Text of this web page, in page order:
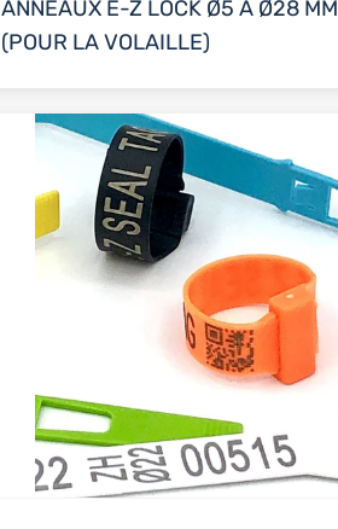
ANNEAUX E-Z LOCK Ø5 À Ø28 MM
(POUR LA VOLAILLE)